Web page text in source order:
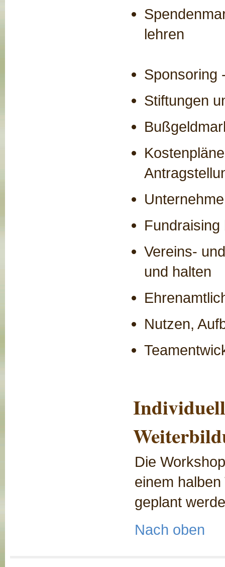
lehren
Sponsoring
Stiftungen
Vereins-
und halten
Nutzen,
Die
einem
geplant
Nach oben